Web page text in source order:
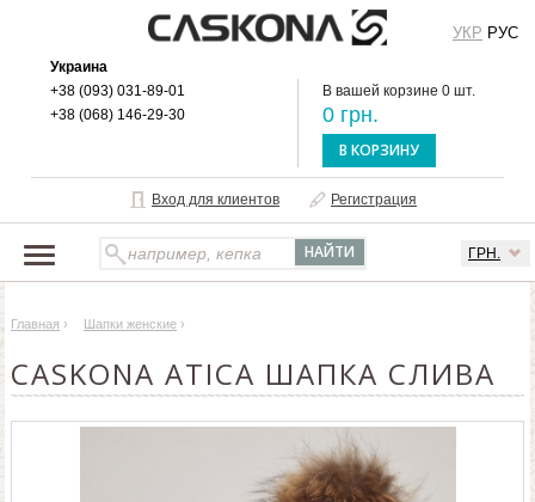
Украина
+38 (093) 031-89-01
+38 (068) 146-29-30
В вашей корзине 0 шт.
0 грн.
В КОРЗИНУ
Вход для клиентов Регистрация
ГРН.
УКР РУС
О БРЕНДЕ
ДОСТАВКА И ОПЛАТА
Главная › Шапки женские ›
CASKONA ATICA ШАПКА СЛИВА